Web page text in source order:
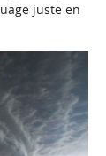
juste en